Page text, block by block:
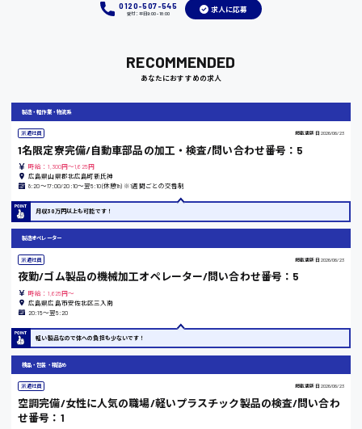
大阪府
竹原市
熊本県
東京都
島根県
時給1300円〜
0120-507-545
受付：平日9:00 - 18:00
求人に応募
RECOMMENDED
あなたにおすすめの求人
製造・軽作業・物流系
派遣社員 掲載更新日 2026/06/23
1名限定寮完備/自動車部品の加工・検査/問い合わせ番号：5
時給：1,300円～1,625円
広島県山県郡北広島町新氏神
8:20〜17:00/20:10〜翌5:10(休憩1h) ※1週間ごとの交替制
月収30万円以上も可能です！
製造オペレーター
派遣社員 掲載更新日 2026/06/23
夜勤/ゴム製品の機械加工オペレーター/問い合わせ番号：5
時給：1,625円～
広島県広島市安佐北区三入南
20:15〜翌5:20
軽い製品なので体への負担も少ないです！
検品・包装・箱詰め
派遣社員 掲載更新日 2026/06/23
空調完備/女性に人気の職場/軽いプラスチック製品の検査/問い合わ
せ番号：1